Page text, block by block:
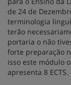
de 24 de
terminologia
terão
portaria o não
forte preparação
isso este módulo
apresenta 8 ECTS.